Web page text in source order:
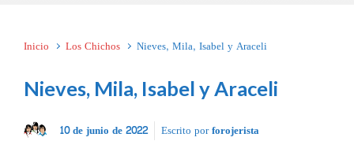
Inicio Los Chichos Nieves, Mila, Isabel y Araceli
Nieves, Mila, Isabel y Araceli
10 de junio de 2022 Escrito porforojerista